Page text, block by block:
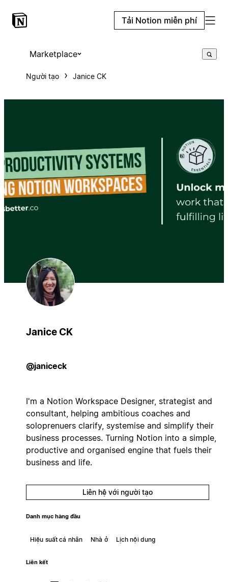
Tải Notion miễn phí
Marketplace
Người tạo Janice CK
Janice CK
@janiceck
I'm a Notion Workspace Designer, strategist and
consultant, helping ambitious coaches and
soloprenuers clarify, systemise and simplify their
business processes. Turning Notion into a simple,
productive and organised engine that fuels their
business and life.
Liên hệ với người tạo
Danh mục hàng đầu
Hiệu suất cá nhân Nhà ở Lịch nội dung
Liên kết